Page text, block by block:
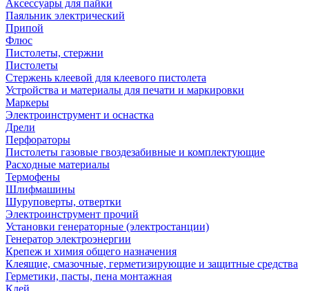
Аксессуары для пайки
Паяльник электрический
Припой
Флюс
Пистолеты, стержни
Пистолеты
Стержень клеевой для клеевого пистолета
Устройства и материалы для печати и маркировки
Маркеры
Электроинструмент и оснастка
Дрели
Перфораторы
Пистолеты газовые гвоздезабивные и комплектующие
Расходные материалы
Термофены
Шлифмашины
Шуруповерты, отвертки
Электроинструмент прочий
Установки генераторные (электростанции)
Генератор электроэнергии
Крепеж и химия общего назначения
Клеящие, смазочные, герметизирующие и защитные средства
Герметики, пасты, пена монтажная
Клей